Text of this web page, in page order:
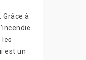
à
les
est un